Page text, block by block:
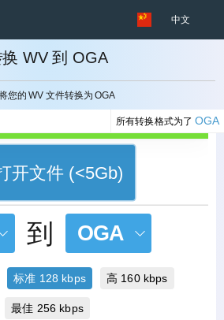
中文
WV 到 OGA
您的 WV 文件转换为 OGA
所有转换格式为了OGA
取消
开文件 (<5Gb)
到 OGA
标准 128 kbps 高 160 kbps
最佳 256 kbps